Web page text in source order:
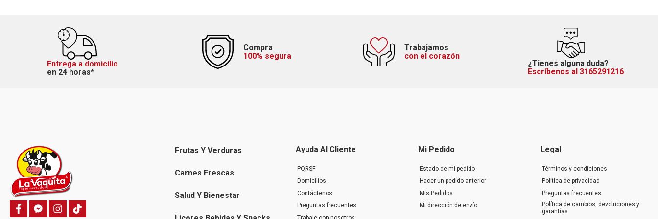
Entrega a domicilio
en 24 horas*
Compra
100% segura
Trabajamos
con el corazón
¿Tienes alguna duda?
Escríbenos al 3165291216
f f i T
Frutas Y Verduras
Carnes Frescas
Salud Y Bienestar
Ayuda Al Cliente
PQRSF
Domicilios
Contáctenos
Preguntas frecuentes
Trabaje con nosotros
Mi Pedido
Estado de mi pedido
Hacer un pedido anterior
Mis Pedidos
Mi dirección de envío
Legal
Términos y condiciones
Política de privacidad
Preguntas frecuentes
Política de cambios, devoluciones y
garantías